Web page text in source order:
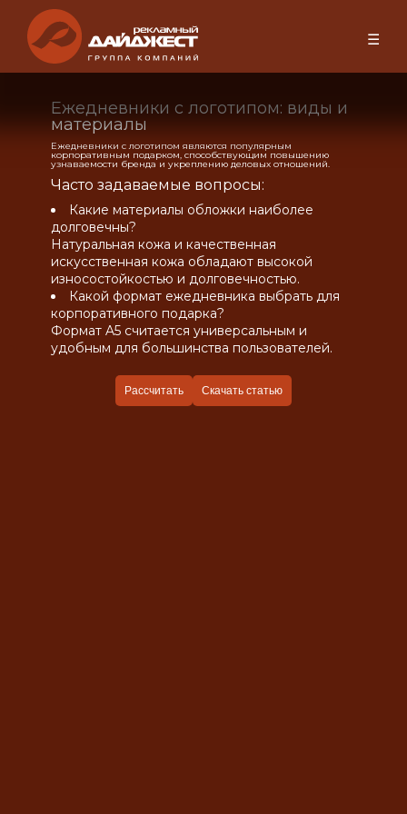
☰
Ежедневники с логотипом: виды и
материалы
Ежедневники с логотипом являются популярным
корпоративным подарком, способствующим повышению
узнаваемости бренда и укреплению деловых отношений.
Часто задаваемые вопросы:
Какие материалы обложки наиболее
долговечны?
Натуральная кожа и качественная
искусственная кожа обладают высокой
износостойкостью и долговечностью.
Какой формат ежедневника выбрать для
корпоративного подарка?
Формат A5 считается универсальным и
удобным для большинства пользователей.
Рассчитать Скачать статью